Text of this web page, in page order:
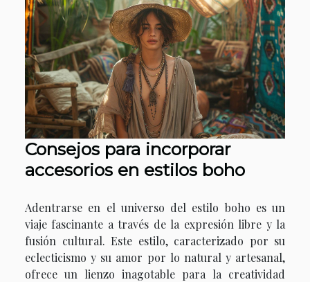
Consejos para incorporar
accesorios en estilos boho
Adentrarse en el universo del estilo boho es un
viaje fascinante a través de la expresión libre y la
fusión cultural. Este estilo, caracterizado por su
eclecticismo y su amor por lo natural y artesanal,
ofrece un lienzo inagotable para la creatividad